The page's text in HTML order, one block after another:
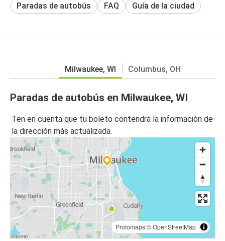
Paradas de autobús FAQ Guía de la ciudad
Milwaukee, WI Columbus, OH
Paradas de autobús en Milwaukee, WI
Ten en cuenta que tu boleto contendrá la información de
la dirección más actualizada.
Protomaps©OpenStreetMap